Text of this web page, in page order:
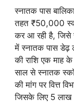
स्नातक पास
तहत ₹50,000
कर आ रही है, जिसे
में स्नातक पास डेढ़
की राशि एक माह
साल से स्नातक
की मांग पर वित्त
जिसके लिए 5 लाख